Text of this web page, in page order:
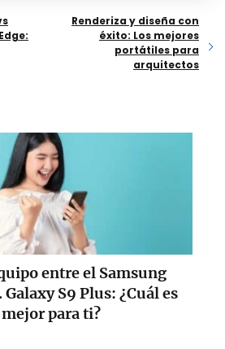
Renderiza y diseña con
éxito: Los mejores
portátiles para
arquitectos
entre el Samsung
Galaxy S9 Plus: ¿Cuál es
para ti?